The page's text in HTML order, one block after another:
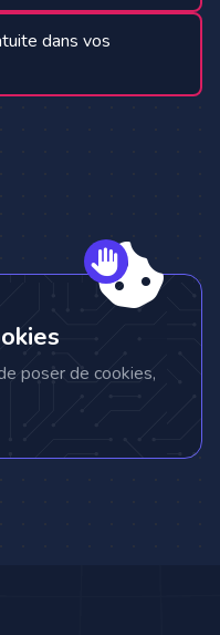
dans vos
poser de cookies,